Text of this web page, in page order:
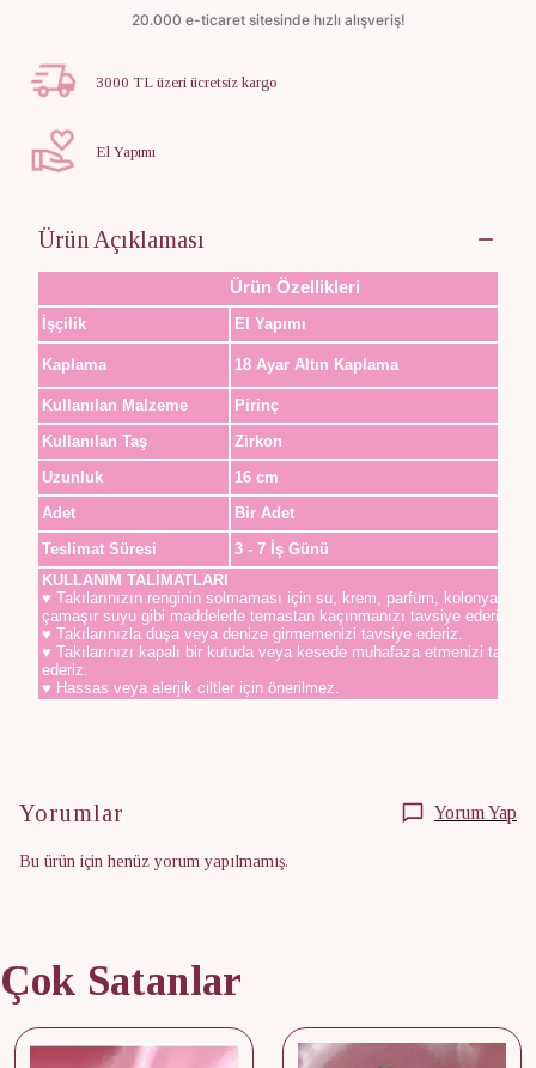
3000 TL üzeri ücretsiz kargo
El Yapımı
Ürün Açıklaması
Ürün Özellikleri
İşçilik El Yapımı
Kaplama 18 Ayar Altın Kaplama
Kullanılan Malzeme
Pirinç
Kullanılan Taş
Zirkon
Uzunluk
16 cm
Adet
Bir Adet
Teslimat Süresi
3 - 7 İş Günü
KULLANIM TALİMATLARI
♥ Takılarınızın renginin solmaması için su, krem, parfüm, kolonya,
çamaşır suyu gibi maddelerle temastan kaçınmanızı tavsiye ederiz.
♥ Takılarınızla duşa veya denize girmemenizi tavsiye ederiz.
♥ Takılarınızı kapalı bir kutuda veya kesede muhafaza etmenizi
ederiz.
♥ Hassas veya alerjik ciltler için önerilmez.
Yorumlar Yorum Yap
Bu ürün için henüz yorum yapılmamış.
Çok Satanlar